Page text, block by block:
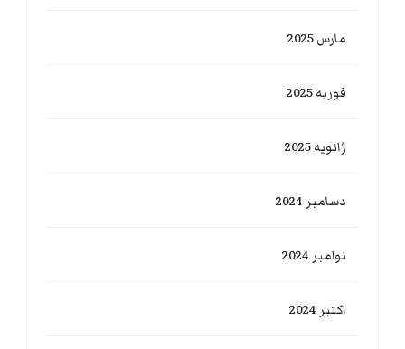
مارس 2025
فوریه 2025
ژانویه 2025
دسامبر 2024
نوامبر 2024
اکتبر 2024